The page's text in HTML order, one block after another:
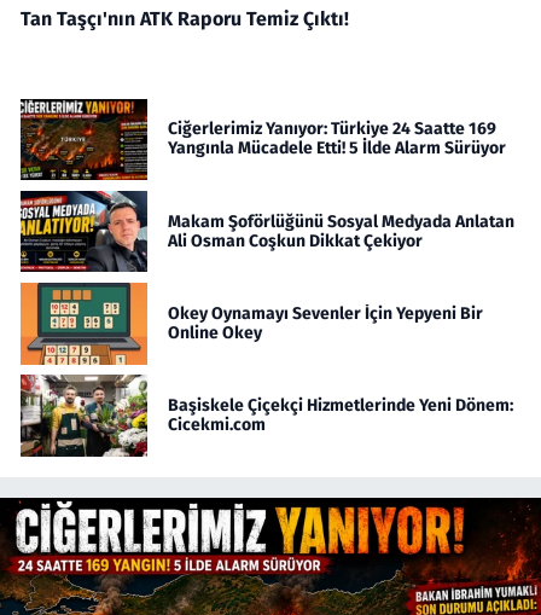
Tan Taşçı'nın ATK Raporu Temiz Çıktı!
Ciğerlerimiz Yanıyor: Türkiye 24 Saatte 169
Yangınla Mücadele Etti! 5 İlde Alarm Sürüyor
Makam Şoförlüğünü Sosyal Medyada Anlatan
Ali Osman Coşkun Dikkat Çekiyor
Okey Oynamayı Sevenler İçin Yepyeni Bir
Online Okey
Başiskele Çiçekçi Hizmetlerinde Yeni Dönem:
Cicekmi.com